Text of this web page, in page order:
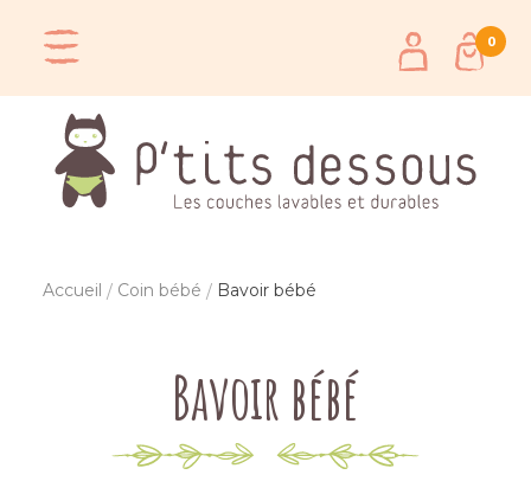
0
Accueil Coin bébé Bavoir bébé
Bavoir bébé